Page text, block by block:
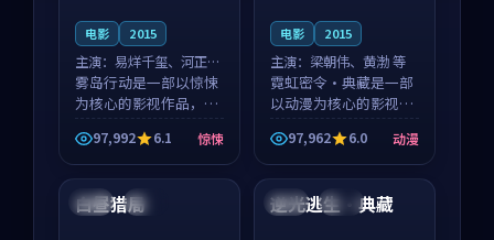
电影 2015
主演： 易烊千玺、河正宇
等
雾岛行动是一部以惊悚
为核心的影视作品，围
绕危机、反转与人物成
长展开，整体节奏紧
凑，值得推荐观看。
97,992 6.1 惊悚
电影 2015
主演： 梁朝伟、黄渤 等
霓虹密令·典藏是一部
以动漫为核心的影视作
品，围绕危机、反转与
人物成长展开，整体节
奏紧凑，值得推荐观
看。
97,962 6.0 动漫
泰国 完结
白昼猎局 中国 高分
逆光逃生·典藏